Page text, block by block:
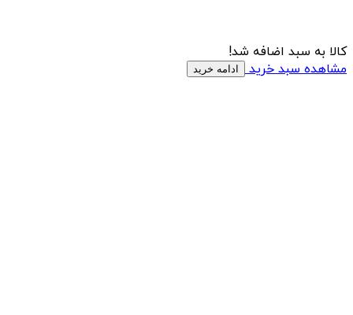
کالا به سبد اضافه شد!
مشاهده سبد خرید
ادامه خرید